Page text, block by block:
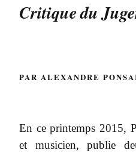
Critique du
PAR ALEXANDRE
En ce printemps 2015,
et musicien, publie